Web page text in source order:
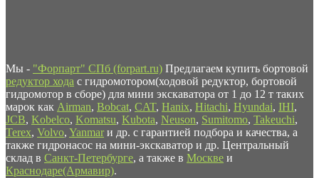
Мы - "Форпарт" СПб (forpart.ru) Предлагаем купить бортовой
редуктор хода с гидромотором(ходовой редуктор, бортовой
гидромотор в сборе) для мини экскаватора от 1 до 12 т таких
марок как Airman, Bobcat, CAT, Hanix, Hitachi, Hyundai, IHI,
JCB, Kobelco, Komatsu, Kubota, Neuson, Sumitomo, Takeuchi,
Terex, Volvo, Yanmar и др. с гарантией подбора и качества, а
также гидронасос на мини-экскаватор и др. Центральный
склад в Санкт-Петербурге, а также в Москве и
Краснодаре(Армавир).